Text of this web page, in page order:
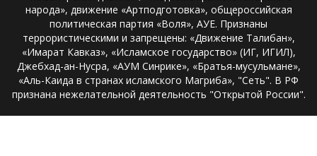
народа», движение «Артподготовка», общероссийская
политическая партия «Воля», АУЕ. Признаны
террористическими и запрещены: «Движение Талибан»,
«Имарат Кавказ», «Исламское государство» (ИГ, ИГИЛ),
Джебхад-ан-Нусра, «АУМ Синрике», «Братья-мусульмане»,
«Аль-Каида в странах исламского Магриба», "Сеть". В РФ
признана нежелательной деятельность "Открытой России".